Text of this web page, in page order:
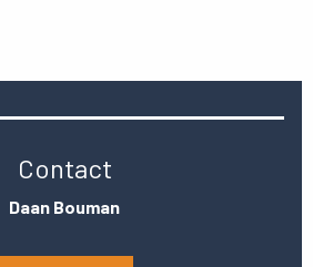
Contact
Daan Bouman